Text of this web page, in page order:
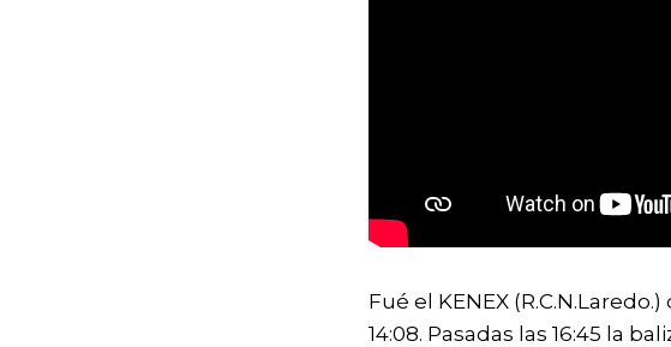
Fué el KENEX
14:08. Pasadas las 16:45 la